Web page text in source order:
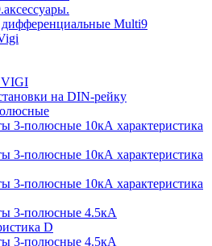
Multi9
на DIN-рейку
3-полюсные 10кА характеристика
3-полюсные 10кА характеристика
3-полюсные 10кА характеристика
3-полюсные 4.5кА
D
3-полюсные 4.5кА